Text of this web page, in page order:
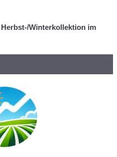
Winterkollektion im